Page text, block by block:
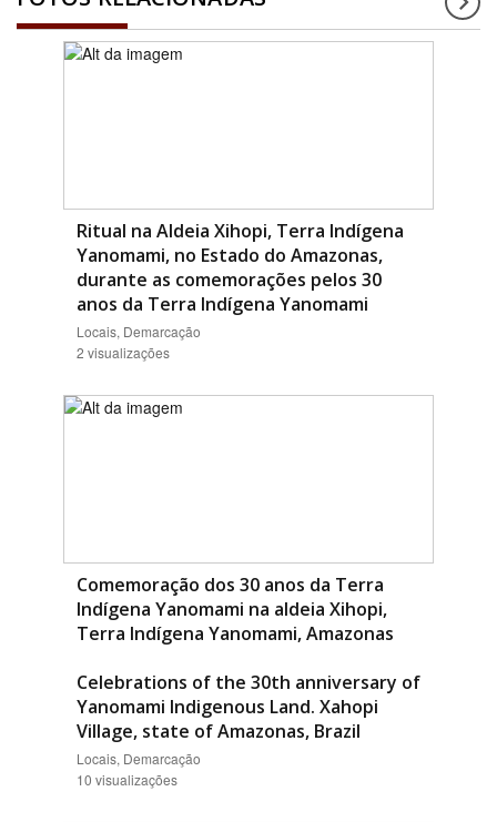
Ritual na Aldeia Xihopi, Terra Indígena
Yanomami, no Estado do Amazonas,
durante as comemorações pelos 30
anos da Terra Indígena Yanomami
Locais, Demarcação
2 visualizações
Comemoração dos 30 anos da Terra
Indígena Yanomami na aldeia Xihopi,
Terra Indígena Yanomami, Amazonas
Celebrations of the 30th anniversary of
Yanomami Indigenous Land. Xahopi
Village, state of Amazonas, Brazil
Locais, Demarcação
10 visualizações